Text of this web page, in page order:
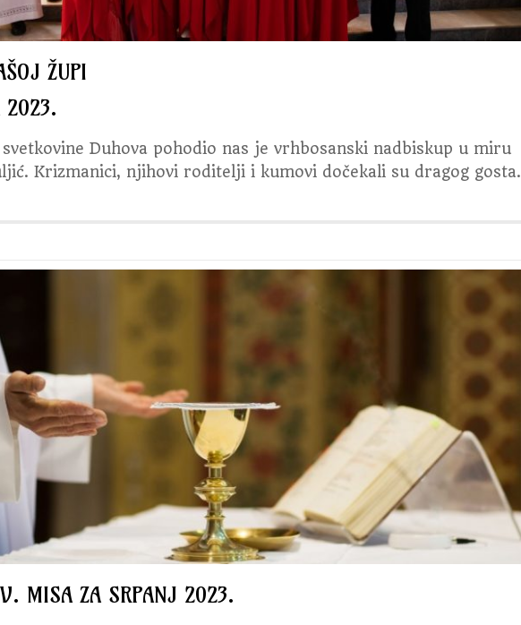
ŽUPI
2023.
Duhova pohodio nas je vrhbosanski nadbiskup u miru
Krizmanici, njihovi roditelji i kumovi dočekali su dragog gosta.
MISA ZA SRPANJ 2023.